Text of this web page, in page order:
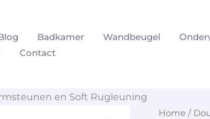
Badkamer Wandbeugel
Contact
en Soft Rugleuning
Home /